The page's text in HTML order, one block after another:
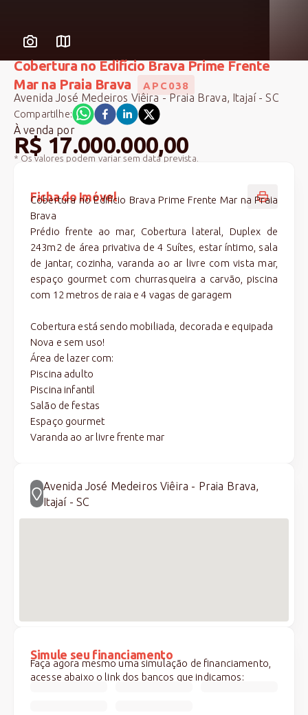
Cobertura no Edifício Brava Prime Frente
Mar na Praia Brava
APC038
Avenida José Medeiros Viêira - Praia Brava, Itajaí - SC
Compartilhe:
À venda por
R$ 17.000.000,00
* Os valores podem variar sem data prevista.
Ficha do Imóvel
Cobertura no Edifício Brava Prime Frente Mar na Praia
Brava
Prédio frente ao mar, Cobertura lateral, Duplex de
243m2 de área privativa de 4 Suítes, estar íntimo, sala
de jantar, cozinha, varanda ao ar livre com vista mar,
espaço gourmet com churrasqueira a carvão, piscina
com 12 metros de raia e 4 vagas de garagem
Cobertura está sendo mobiliada, decorada e equipada
Nova e sem uso!
Área de lazer com:
Piscina adulto
Piscina infantil
Salão de festas
Espaço gourmet
Varanda ao ar livre frente mar
Avenida José Medeiros Viêira - Praia Brava,
Itajaí - SC
Simule seu financiamento
Faça agora mesmo uma simulação de financiamento,
acesse abaixo o link dos bancos que indicamos: